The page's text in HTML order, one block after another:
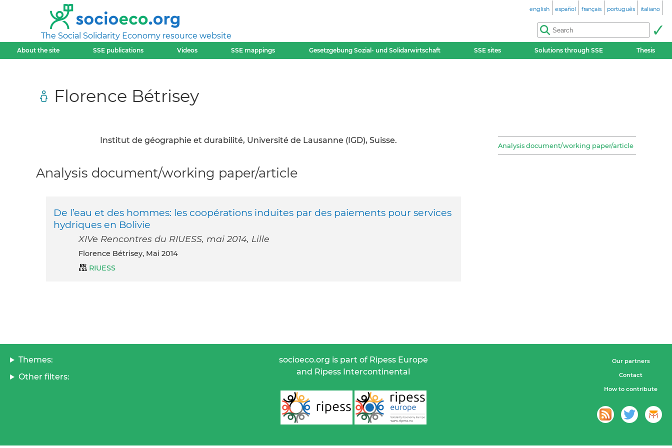
The Social Solidarity Economy resource website
english español français português italiano
About the site SSE publications Videos SSE mappings Gesetzgebung Sozial- und Solidarwirtschaft SSE sites Solutions through SSE Thesis
Florence Bétrisey
Institut de géographie et durabilité, Université de Lausanne (IGD), Suisse.
Analysis document/working paper/article
Analysis document/working paper/article
De l’eau et des hommes: les coopérations induites par des paiements pour services
hydriques en Bolivie
XIVe Rencontres du RIUESS, mai 2014, Lille
Florence Bétrisey, Mai 2014
RIUESS
Themes:
Other filters:
socioeco.org is part of Ripess Europe
and Ripess Intercontinental
Our partners
Contact
How to contribute